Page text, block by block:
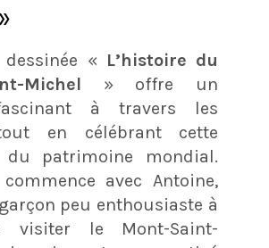
« L’histoire du
Michel » offre un
à travers les
en célébrant cette
du patrimoine mondial.
commence avec Antoine,
peu enthousiaste à
visiter le Mont-Saint-